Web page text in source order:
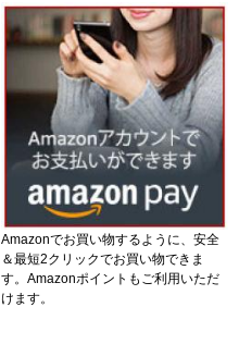
Amazonでお買い物するように、安全
＆最短2クリックでお買い物できま
す。Amazonポイントもご利用いただ
けます。